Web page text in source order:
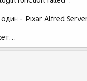
один - Pixar Alfred